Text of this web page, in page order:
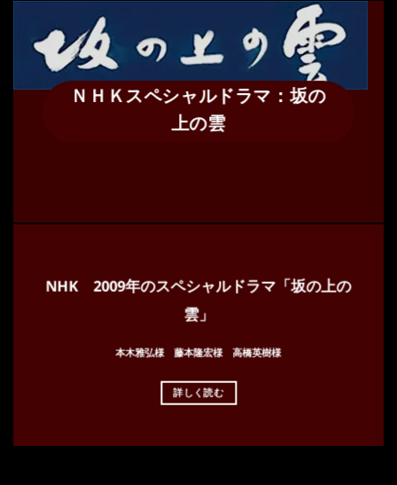
ＮＨＫスペシャルドラマ：坂の
上の雲
NHK 2009年のスペシャルドラマ「坂の上の
雲」
本木雅弘様 藤本隆宏様 高橋英樹様
詳しく読む